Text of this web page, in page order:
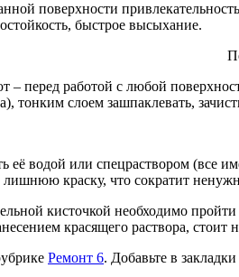
поверхности
быстрое высыхание.
– перед работой с любой
тонким слоем зашпаклевать,
её водой или спецраствором (все
краску, что сократит
кисточкой необходимо
красящего раствора,
Ремонт 6. Добавьте в закладки